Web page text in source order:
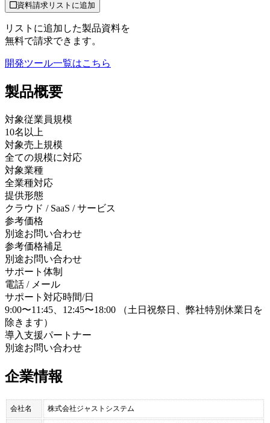
資料請求リストに追加
リストに追加した製品資料を
無料で請求できます。
開発ツール一覧はこちら
製品概要
対象従業員規模
10名以上
対象売上規模
全ての規模に対応
対象業種
全業種対応
提供形態
クラウド / SaaS / サービス
参考価格
別途お問い合わせ
参考価格補足
別途お問い合わせ
サポート体制
電話 / メール
サポート対応時間/日
9:00〜11:45、12:45〜18:00 （土日祝祭日、弊社特別休業日を
除きます）
導入支援パートナー
別途お問い合わせ
企業情報
会社名 株式会社ジャストシステム